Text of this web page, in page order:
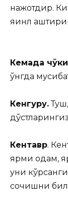
нажотдир.
яқинл
Кемада
ўнгда
Кенгуру.
Кентавр.
ярми одам,
уни
сочишни